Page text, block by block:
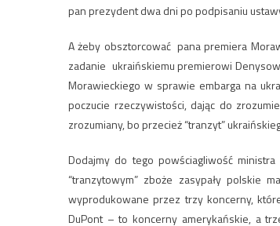
pan prezydent dwa dni po podpisaniu
A żeby obsztorcować pana premiera
zadanie ukraińskiemu premierowi
Morawieckiego w sprawie embarga na
poczucie rzeczywistości, dając do
zrozumiany, bo przecież “tranzyt”
Dodajmy do tego powściagliwość
“tranzytowym” zboże zasypały polskie
wyprodukowane przez trzy koncerny,
DuPont – to koncerny amerykańskie, a